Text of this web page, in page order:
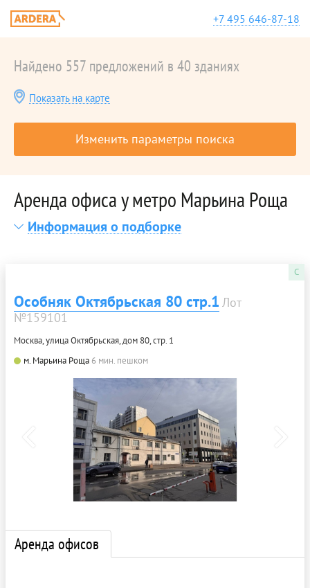
+7 495 646-87-18
Найдено 557 предложений в 40 зданиях
Показать на карте
Изменить параметры поиска
Аренда офиса у метро Марьина Роща
Информация о подборке
C
Особняк Октябрьская 80 стр.1 Лот
№159101
Москва, улица Октябрьская, дом 80, стр. 1
м. Марьина Роща 6 мин. пешком
Аренда офисов